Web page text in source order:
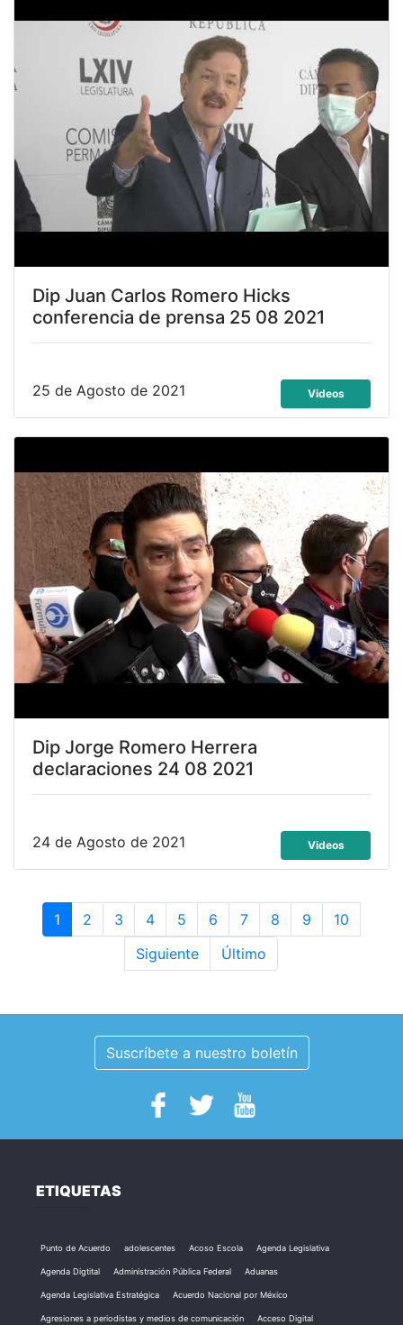
Dip Juan Carlos Romero Hicks
conferencia de prensa 25 08 2021
25 de Agosto de 2021 Videos
Dip Jorge Romero Herrera
declaraciones 24 08 2021
24 de Agosto de 2021 Videos
1 2 3 4 5 6 7 8 9
10
Siguiente
Último
Suscríbete a nuestro boletín
ETIQUETAS
Punto de Acuerdo adolescentes Acoso Escola Agenda Legislativa
Agenda Digtital Administración Pública Federal Aduanas
Agenda Legislativa Estratégica Acuerdo Nacional por México
Agresiones a periodistas y medios de comunicación Acceso Digital